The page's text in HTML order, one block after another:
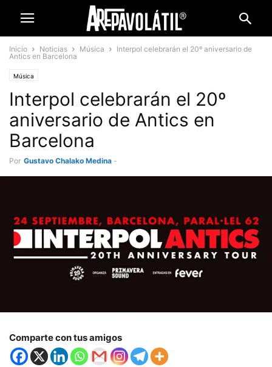
Inicio Noticias Música
Interpol celebrarán el 20º aniversario de
Antics en Barcelona
Música
Interpol celebrarán el 20º
aniversario de Antics en
Barcelona
Por Gustavo Chalako Medina -
Comparte con tus amigos